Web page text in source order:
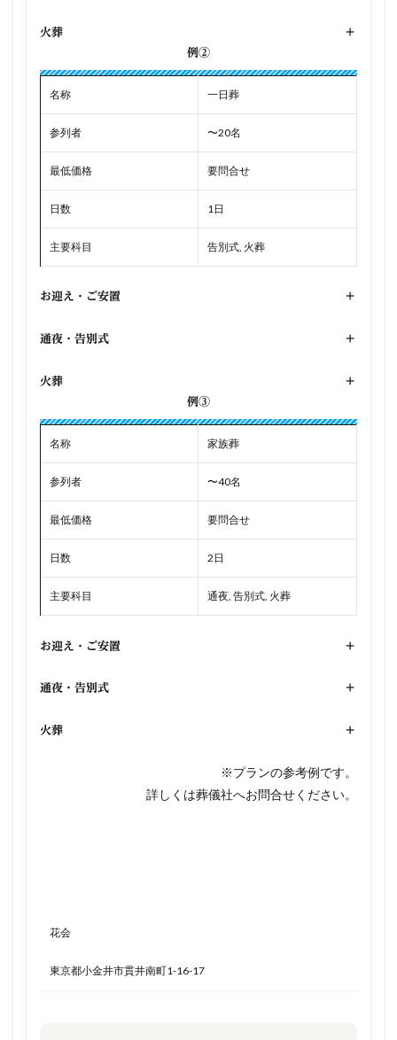
火葬
+
例②
名称 一日葬
参列者 〜20名
最低価格 要問合せ
日数 1日
主要科目 告別式, 火葬
お迎え・ご安置 +
通夜・告別式 +
火葬
+
例③
名称 家族葬
参列者 〜40名
最低価格 要問合せ
日数 2日
主要科目 通夜, 告別式, 火葬
お迎え・ご安置 +
通夜・告別式 +
火葬 +
※プランの参考例です。
詳しくは葬儀社へお問合せください。
花会
東京都小金井市貫井南町1-16-17